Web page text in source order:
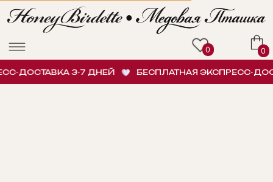
ДОСТАВКА 3-7 ДНЕЙ БЕСПЛАТНАЯ ЭКСПРЕСС-